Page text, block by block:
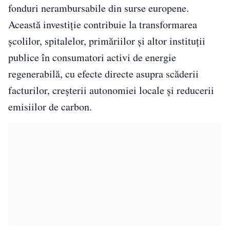
fonduri nerambursabile din surse europene.
Această investiție contribuie la transformarea
școlilor, spitalelor, primăriilor și altor instituții
publice în consumatori activi de energie
regenerabilă, cu efecte directe asupra scăderii
facturilor, creșterii autonomiei locale și reducerii
emisiilor de carbon.